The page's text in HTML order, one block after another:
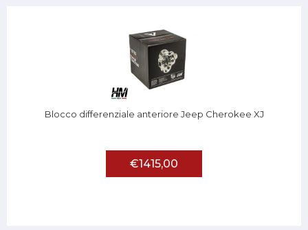
Blocco differenziale anteriore Jeep Cherokee XJ
€1415,00